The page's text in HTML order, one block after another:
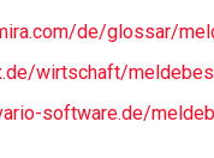
de/glossar/
wirtschaft/
software.de/